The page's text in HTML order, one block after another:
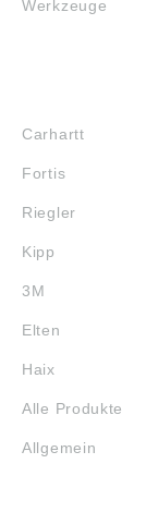
Werkzeuge
Carhartt
Fortis
Riegler
Kipp
3M
Elten
Haix
Alle Produkte
Allgemein